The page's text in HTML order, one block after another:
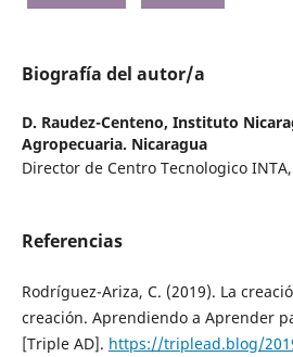
Biografía del autor/a
D. Raudez-Centeno, Instituto
Agropecuaria. Nicaragua
Director de Centro Tecnologico
Referencias
Rodríguez-Ariza, C. (2019). La
creación. Aprendiendo a Aprender
[Triple AD]. https://triplead.blog/